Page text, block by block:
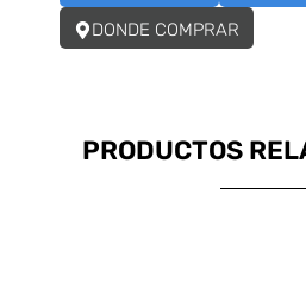
DONDE COMPRAR
PRODUCTOS